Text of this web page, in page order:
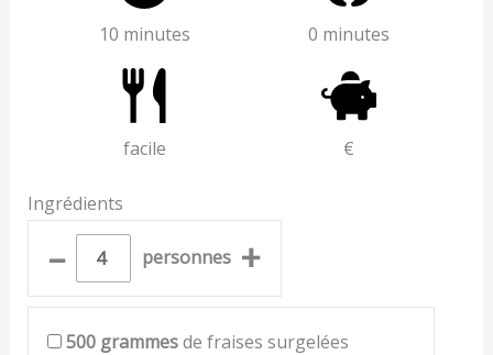
10 minutes 0 minutes
facile €
Ingrédients
– personnes +
500 grammesde fraises surgelées